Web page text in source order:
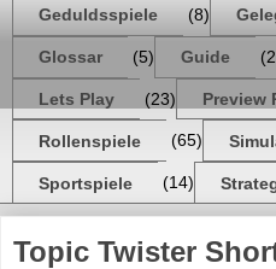
Geduldsspiele (8)
Glossar (5) Guide
Lets Play (23) Preview
Rollenspiele (65)
Sportspiele (14)
Topic Twister